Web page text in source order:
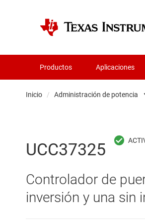
Productos Aplicaciones
Inicio / Administración de potencia
Aislamiento
Audio,
Circuitos
UCC37325
Controlador de
inversión y una sin